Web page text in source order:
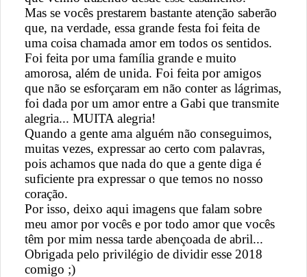
Mas se vocês prestarem bastante atenção saberão
que, na verdade, essa grande festa foi feita de
uma coisa chamada amor em todos os sentidos.
Foi feita por uma família grande e muito
amorosa, além de unida. Foi feita por amigos
que não se esforçaram em não conter as lágrimas,
foi dada por um amor entre a Gabi que transmite
alegria... MUITA alegria!
Quando a gente ama alguém não conseguimos,
muitas vezes, expressar ao certo com palavras,
pois achamos que nada do que a gente diga é
suficiente pra expressar o que temos no nosso
coração.
Por isso, deixo aqui imagens que falam sobre
meu amor por vocês e por todo amor que vocês
têm por mim nessa tarde abençoada de abril...
Obrigada pelo privilégio de dividir esse 2018
comigo ;)